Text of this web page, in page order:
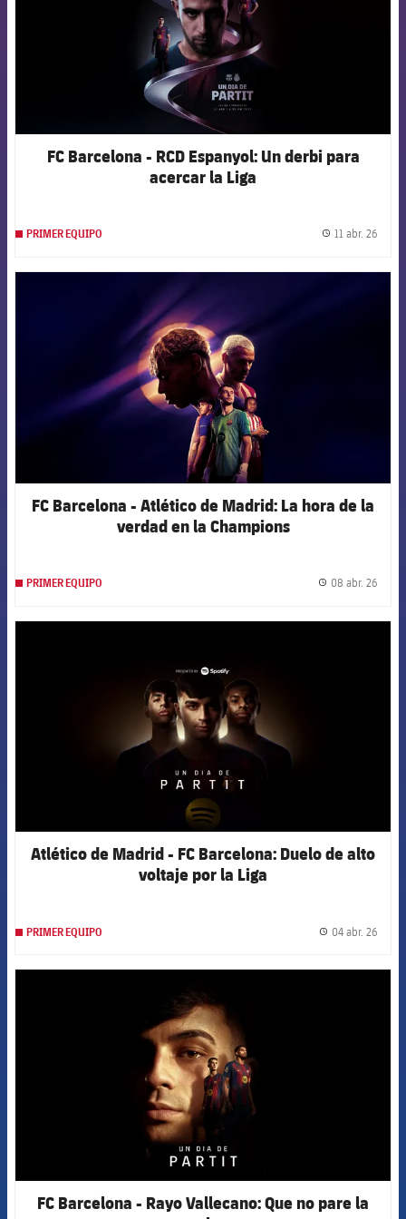
FC Barcelona - RCD Espanyol: Un derbi para
acercar la Liga
PRIMER EQUIPO 11 abr. 26
FC Barcelona - Atlético de Madrid: La hora de la
verdad en la Champions
PRIMER EQUIPO 08 abr. 26
Atlético de Madrid - FC Barcelona: Duelo de alto
voltaje por la Liga
PRIMER EQUIPO 04 abr. 26
FC Barcelona - Rayo Vallecano: Que no pare la